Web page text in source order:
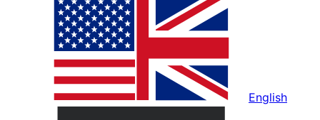
English